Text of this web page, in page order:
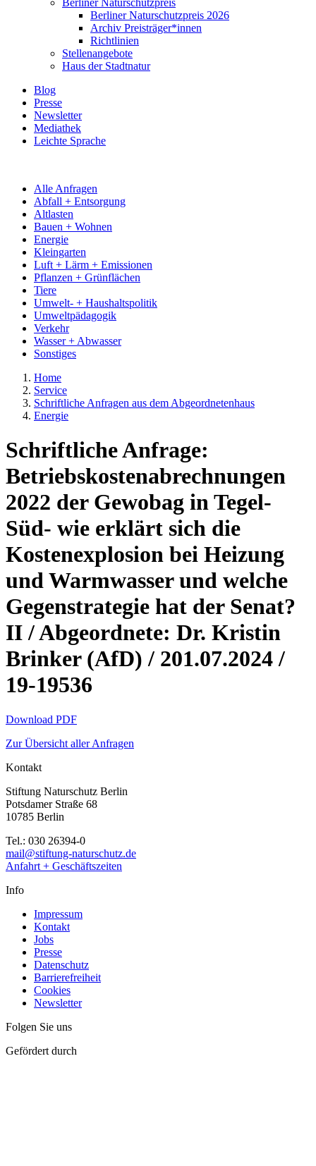
Berliner Naturschutzpreis
Berliner Naturschutzpreis 2026
Archiv Preisträger*innen
Richtlinien
Stellenangebote
Haus der Stadtnatur
Blog
Presse
Newsletter
Mediathek
Leichte Sprache
Alle Anfragen
Abfall + Entsorgung
Altlasten
Bauen + Wohnen
Energie
Kleingarten
Luft + Lärm + Emissionen
Pflanzen + Grünflächen
Tiere
Umwelt- + Haushaltspolitik
Umweltpädagogik
Verkehr
Wasser + Abwasser
Sonstiges
Home
Service
Schriftliche Anfragen aus dem Abgeordnetenhaus
Energie
Schriftliche Anfrage:
Betriebskostenabrechnungen
2022 der Gewobag in Tegel-
Süd- wie erklärt sich die
Kostenexplosion bei Heizung
und Warmwasser und welche
Gegenstrategie hat der Senat?
II / Abgeordnete: Dr. Kristin
Brinker (AfD) / 201.07.2024 /
19-19536
Download PDF
Zur Übersicht aller Anfragen
Kontakt
Stiftung Naturschutz Berlin
Potsdamer Straße 68
10785 Berlin
Tel.: 030 26394-0
mail@stiftung-naturschutz.de
Anfahrt + Geschäftszeiten
Info
Impressum
Kontakt
Jobs
Presse
Datenschutz
Barrierefreiheit
Cookies
Newsletter
Folgen Sie uns
Gefördert durch